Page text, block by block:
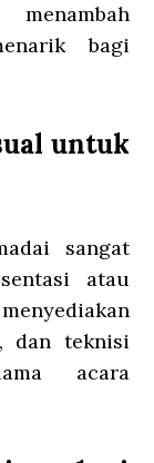
bagi
untuk
sangat
atau
dan teknisi
acara